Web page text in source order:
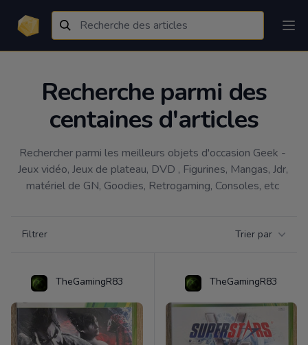
Recherche parmi des
centaines d'articles
Rechercher parmi les meilleurs objets d'occasion Geek -
Jeux vidéo, Jeux de plateau, DVD , Figurines, Mangas, Jdr,
matériel de GN, Goodies, Retrogaming, Consoles, etc
Filtrer Trier par
TheGamingR83 TheGamingR83